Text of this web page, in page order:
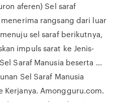
aferen) Sel saraf
rangsang dari luar
sel saraf berikutnya,
impuls sarat ke Jenis-
Saraf Manusia beserta ...
Sel Saraf Manusia
Kerjanya. Amongguru.com.